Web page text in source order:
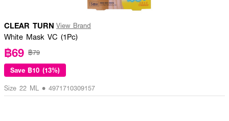
CLEAR TURN View Brand
White Mask VC (1Pc)
฿69 ฿79
Save ฿10 (13%)
Size 22 ML • 4971710309157